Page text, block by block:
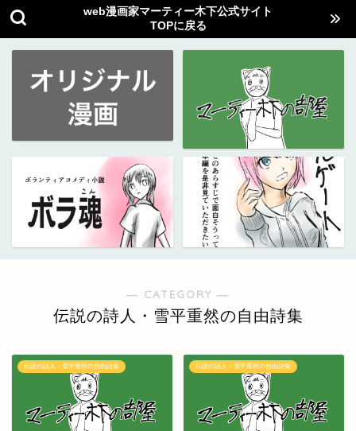
web漫画家マーティー木下公式サイト
TOPに戻る
― CATEGORY ―
伝説の詩人・雪平重然の自由詩集
伝説の詩人・雪平重然の自由詩集 伝説の詩人・雪平重然の自由詩集